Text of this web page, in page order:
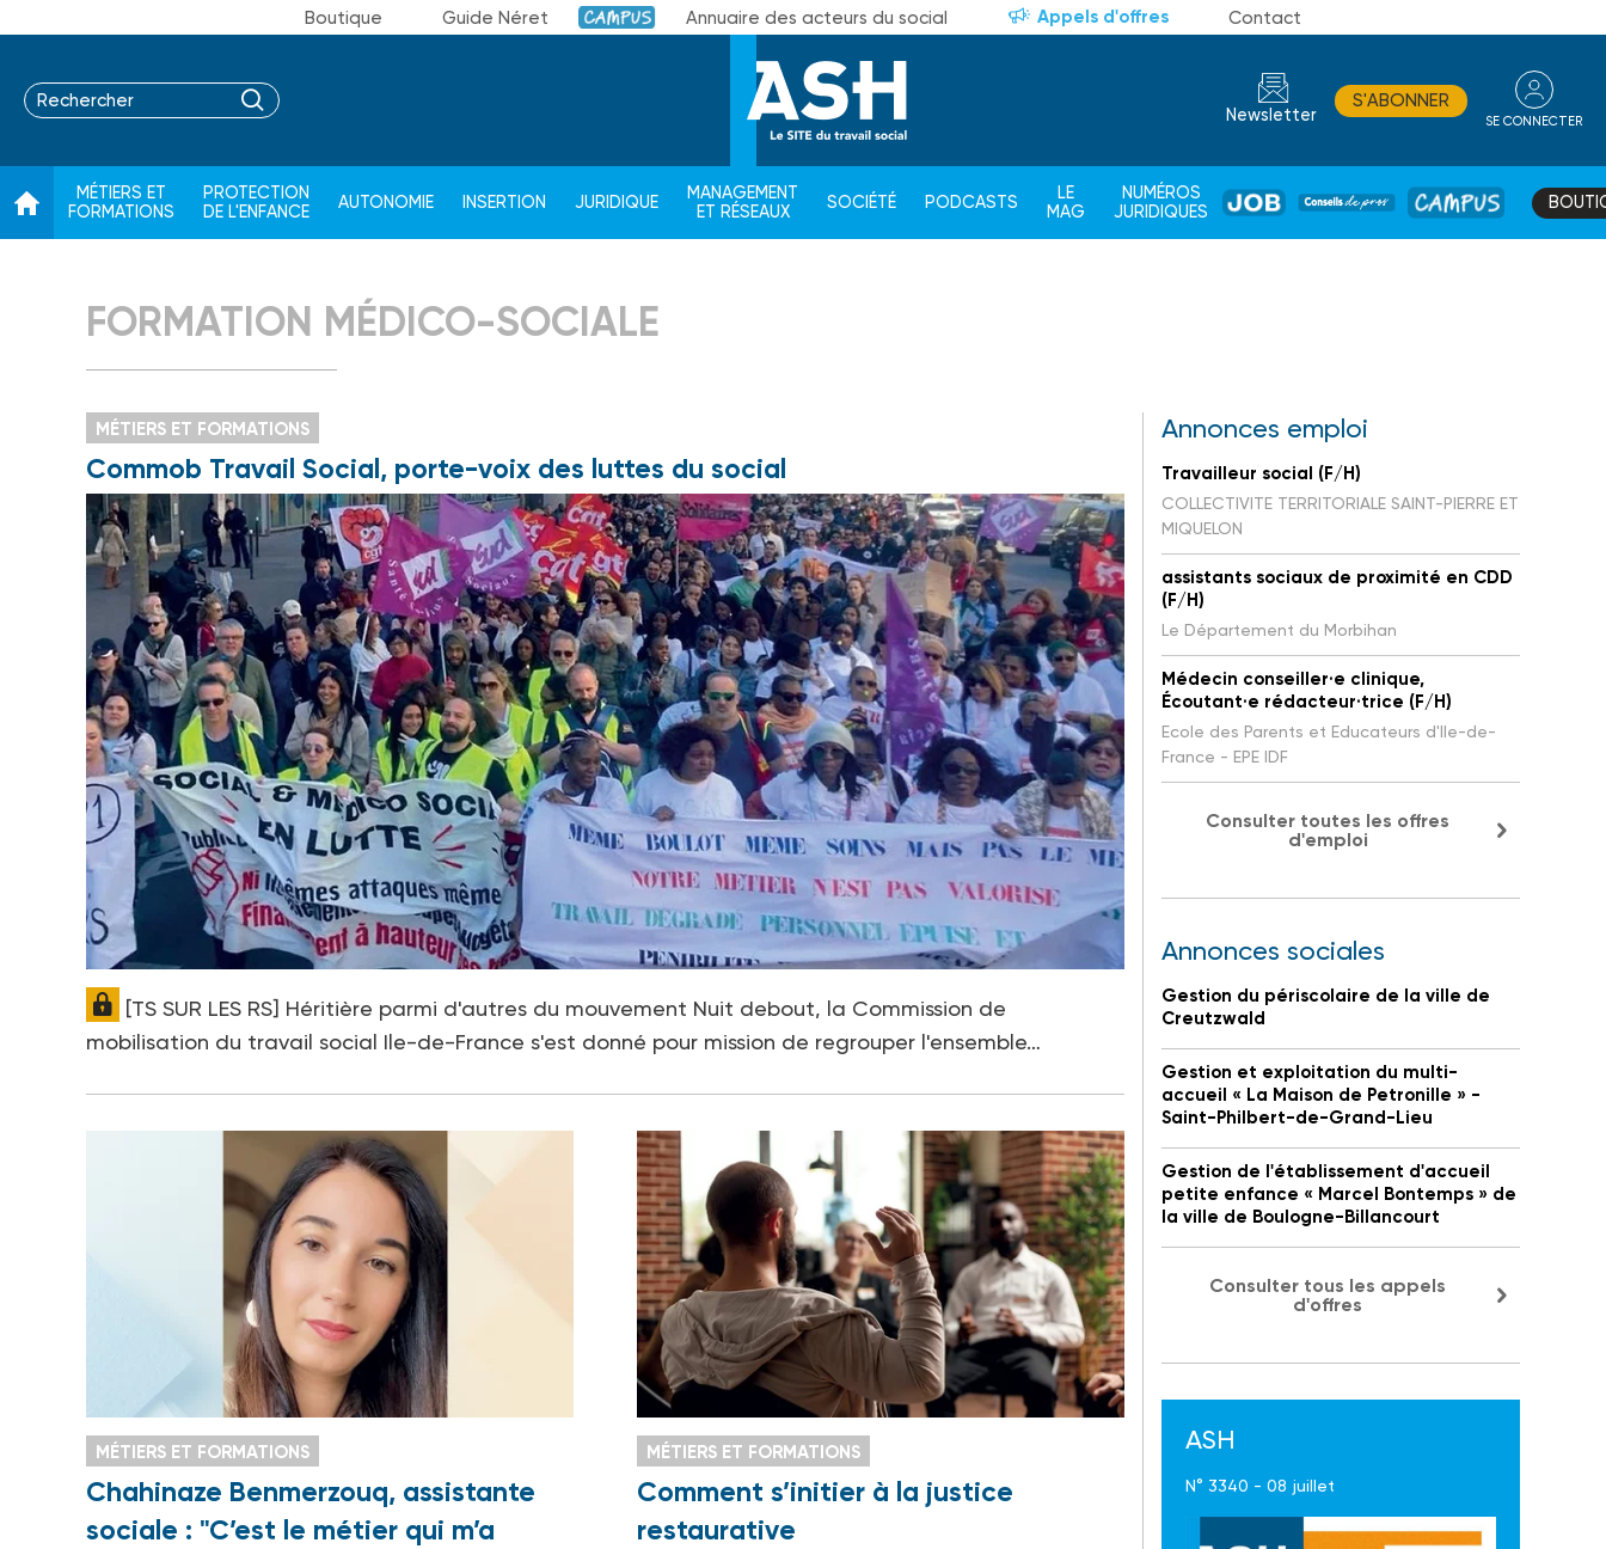
Boutique Guide Néret Campus Annuaire des acteurs du social Appels d'offres Contact
Newsletter
S'ABONNER
SE CONNECTER
MÉTIERS ET
FORMATIONS
PROTECTION
DE L'ENFANCE
AUTONOMIE INSERTION JURIDIQUE
MANAGEMENT
ET RÉSEAUX
SOCIÉTÉ PODCASTS
LE
MAG
NUMÉROS
JURIDIQUES
JOB
DE
CAMPUS
FORMATION MÉDICO-SOCIALE
MÉTIERS ET FORMATIONS
Commob Travail Social, porte-voix des luttes du social
[TS SUR LES RS] Héritière parmi d'autres du mouvement Nuit debout, la Commission de
mobilisation du travail social Ile-de-France s'est donné pour mission de regrouper l'ensemble…
MÉTIERS ET FORMATIONS
Chahinaze Benmerzouq, assistante
sociale : "C’est le métier qui m’a
MÉTIERS ET FORMATIONS
Comment s’initier à la justice
restaurative
Annonces emploi
Travailleur social (F/H)
COLLECTIVITE TERRITORIALE SAINT-PIERRE ET
MIQUELON
assistants sociaux de proximité en CDD
(F/H)
Le Département du Morbihan
Médecin conseiller·e clinique,
Écoutant·e rédacteur·trice (F/H)
Ecole des Parents et Educateurs d'Ile-de-
France - EPE IDF
Consulter toutes les offres
d'emploi
Annonces sociales
Gestion du périscolaire de la ville de
Creutzwald
Gestion et exploitation du multi-
accueil « La Maison de Petronille » -
Saint-Philbert-de-Grand-Lieu
Gestion de l'établissement d'accueil
petite enfance « Marcel Bontemps » de
la ville de Boulogne-Billancourt
Consulter tous les appels
d'offres
ASH
N° 3340 - 08 juillet